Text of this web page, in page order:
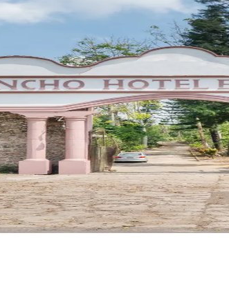
pero nuestra historia se remonta a
incursiones haciendo que en la
el Virreinato, el Rancho formo